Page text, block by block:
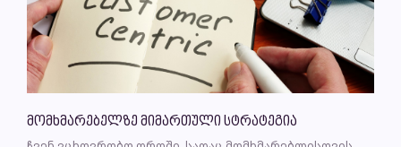
მომხმარებელზე მიმართული სტრატეგია